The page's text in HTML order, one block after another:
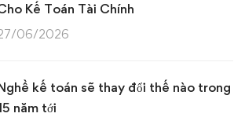
Kế Toán Tài Chính
06/2026
kế toán sẽ thay đổi thế nào trong
năm tới